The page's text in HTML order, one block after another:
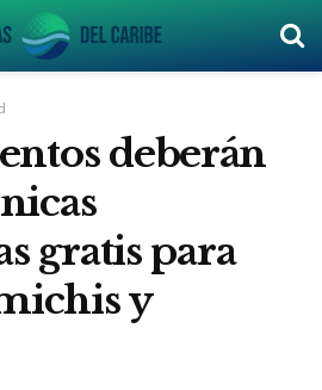
deberán
gratis para
y